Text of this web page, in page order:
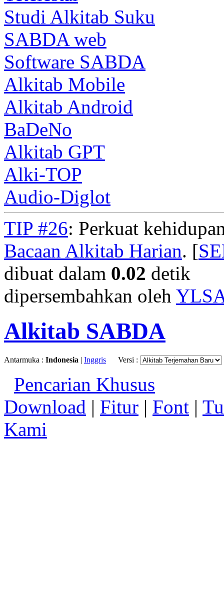
Studi Alkitab Suku
SABDA web
Software SABDA
Alkitab Mobile
Alkitab Android
BaDeNo
Alkitab GPT
Alki-TOP
Audio-Diglot
TIP #26: Perkuat
Bacaan Alkitab Harian. [
dibuat dalam 0.02 detik
dipersembahkan oleh
Alkitab SABDA
Antarmuka : Indonesia | Inggris Versi :
Pencarian Khusus
Download | Fitur | Font |
Kami